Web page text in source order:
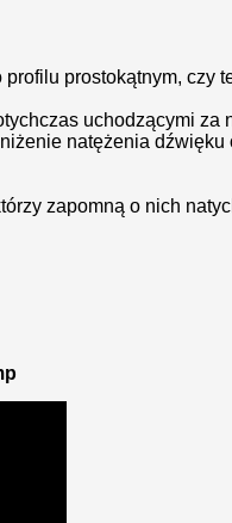
prostokątnym, czy
uchodzącymi za
natężenia dźwięku
zapomną o nich